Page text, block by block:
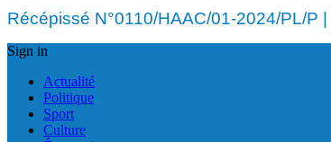
Récépissé N°0110/HAAC/01-2024/PL/P
Sign in
Actualité
Politique
Sport
Culture